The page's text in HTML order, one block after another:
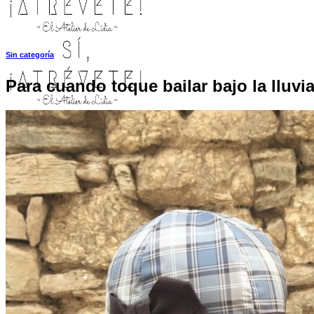
INICIO
TIENDA
MIS COSITAS POR EL MUNDO
EL COMIENZO
BLOG
PAGOS
CONTACTO
Buscar por:
Acceder / Registrarse
Carrito /0,00€ 0
Sin categoría
Para cuando toque bailar bajo la